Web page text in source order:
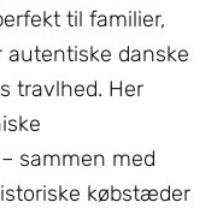
til familier,
autentiske danske
travlhed. Her
sammen med
købstæder